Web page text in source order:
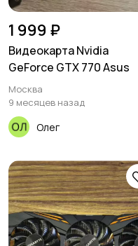
1 999 ₽
Видеокарта Nvidia
GeForce GTX 770 Asus
Москва
9 месяцев назад
Олег